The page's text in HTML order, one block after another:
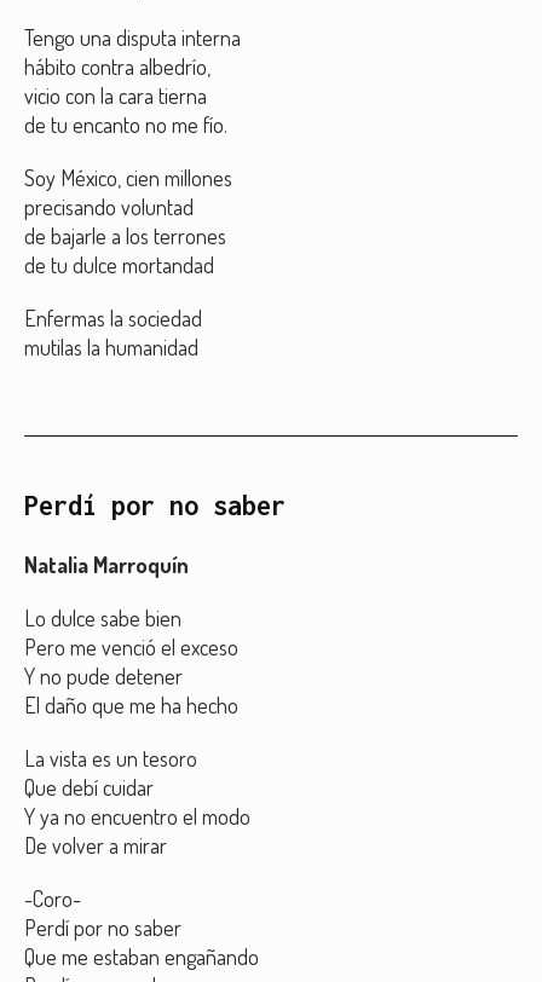
Tengo una disputa interna
hábito contra albedrío,
vicio con la cara tierna
de tu encanto no me fío.
Soy México, cien millones
precisando voluntad
de bajarle a los terrones
de tu dulce mortandad
Enfermas la sociedad
mutilas la humanidad
Perdí por no saber
Natalia Marroquín
Lo dulce sabe bien
Pero me venció el exceso
Y no pude detener
El daño que me ha hecho
La vista es un tesoro
Que debí cuidar
Y ya no encuentro el modo
De volver a mirar
-Coro-
Perdí por no saber
Que me estaban engañando